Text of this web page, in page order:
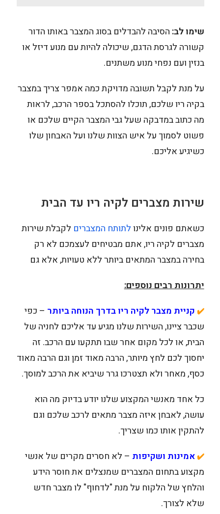
שימו לב: הסיבה להבדלים בסוג המצבר באותו הדור
קשורה לגרסת הדגם, שיכולה להיות עם מנוע דיזל או
בנזין ועם נפחי מנוע משתנים.
על מנת לקבל תשובה מדויקת כמה אמפר צריך במצבר
בקיה ריו שלכם, תוכלו להסתכל בספר הרכב, לראות
מה כתוב במדבקה שעל גבי המצבר הקיים שלכם או
פשוט לסמוך על איש הצוות שלנו ועל האבחון שלו
כשיגיע אליכם.
שירות מצברים לקיה ריו עד הבית
כשאתם פונים אלינולתותח המצברים לקבלת שירות
מצברים לקיה ריו, אתם מבטיחים לעצמכם לא רק
בחירה במצבר המתאים ביותר ללא טעויות, אלא גם
יתרונות רבים נוספים:
✔️ קניית מצבר לקיה ריו בדרך הנוחה ביותר – כפי
שכבר ציינו, השירות שלנו מגיע עד אליכם לחניה של
הבית, או לכל מקום אחר שבו תתקעו עם הרכב. זה
יחסוך לכם לחץ מיותר, הרבה מאוד זמן וגם הרבה מאוד
כסף, מאחר ולא תצטרכו גרר שיביא את הרכב למוסך.
כל אחד מאנשי המקצוע שלנו יודע בדיוק מה הוא
עושה, לאבחן איזה מצבר מתאים לרכב שלכם וגם
להתקין אותו כמו שצריך.
✔️אמינות ושקיפות – לא חסרים מקרים של אנשי
מקצוע בתחום המצברים שמנצלים את חוסר הידע
והלחץ של הלקוח על מנת "לדחוף" לו מצבר חדש
שלא לצורך.